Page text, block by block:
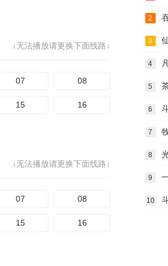
↓无法播放请更换下面线路↓
07 08
15 16
↓无法播放请更换下面线路↓
07 08
15 16
2
3
4
5
6
7
8
9
10